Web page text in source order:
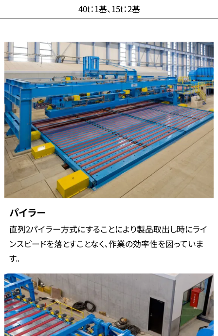
40t：1基、15t：2基
パイラー
直列2パイラー方式にすることにより製品取出し時にライ
ンスピードを落とすことなく､作業の効率性を図っていま
す。